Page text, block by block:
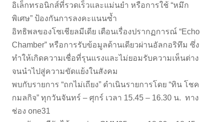
อิเล็กทรอนิกส์ที่รวดเร็วและแม่นยำ หรือการใช้ “หมึก
พิเศษ” ป้องกันการลงคะแนนซ้ำ
อิทธิพลของโซเชียลมีเดีย เตือนเรื่องปรากฏการณ์ “Echo
Chamber” หรือการรับข้อมูลด้านเดียวผ่านอัลกอริทึม ซึ่ง
ทำให้เกิดความเชื่อที่รุนแรงและไม่ยอมรับความเห็นต่าง
จนนำไปสู่ความขัดแย้งในสังคม
พบกับรายการ “ถกไม่เถียง” ดำเนินรายการโดย “ทิน โชค
กมลกิจ” ทุกวันจันทร์ – ศุกร์ เวลา 15.45 – 16.30 น. ทาง
ช่อง one31